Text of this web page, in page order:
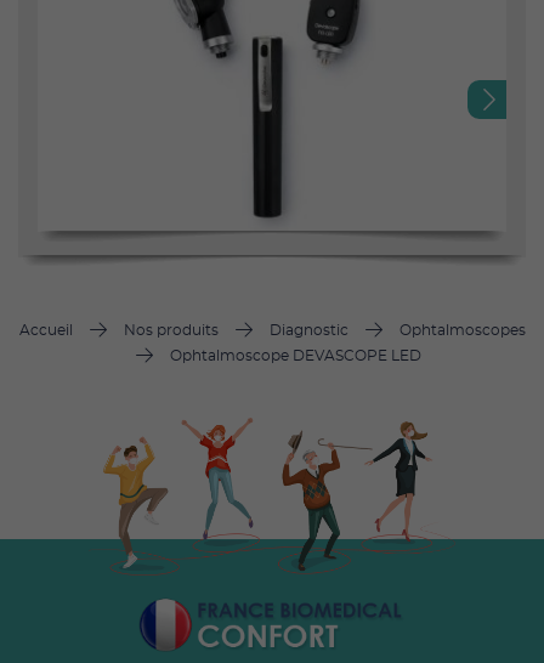
Accueil Nos produits Diagnostic
Ophtalmoscopes
Ophtalmoscope DEVASCOPE LED